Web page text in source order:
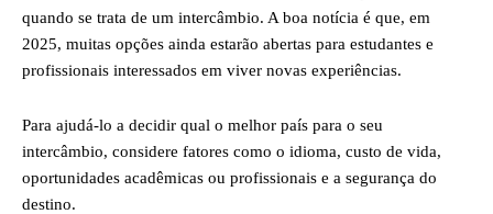
quando se trata de um intercâmbio. A boa notícia é que, em
2025, muitas opções ainda estarão abertas para estudantes e
profissionais interessados em viver novas experiências.
Para ajudá-lo a decidir qual o melhor país para o seu
intercâmbio, considere fatores como o idioma, custo de vida,
oportunidades acadêmicas ou profissionais e a segurança do
destino.